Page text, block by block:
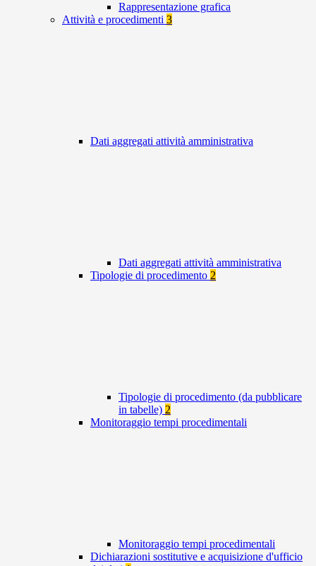
Rappresentazione grafica
Attività e procedimenti 3
Dati aggregati attività amministrativa
Dati aggregati attività amministrativa
Tipologie di procedimento 2
Tipologie di procedimento (da pubblicare
in tabelle) 2
Monitoraggio tempi procedimentali
Monitoraggio tempi procedimentali
Dichiarazioni sostitutive e acquisizione d'ufficio